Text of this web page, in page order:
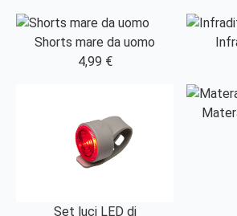
Shorts mare da uomo
4,99 €
Set luci LED di